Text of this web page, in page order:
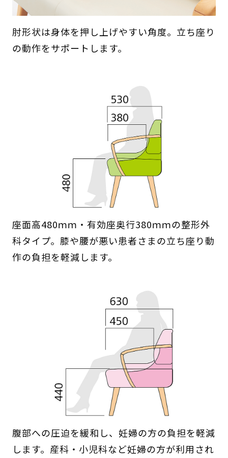
肘形状は身体を押し上げやすい角度。立ち座り
の動作をサポートします。
座面高480ｍｍ・有効座奥行380ｍｍの整形外
科タイプ。膝や腰が悪い患者さまの立ち座り動
作の負担を軽減します。
腹部への圧迫を緩和し、妊婦の方の負担を軽減
します。産科・小児科など妊婦の方が利用され